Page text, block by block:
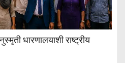
धारणालयाशी राष्ट्रीय